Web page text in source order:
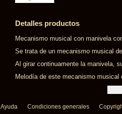
Detalles productos
Mecanismo musical con manivela
Se trata de un mecanismo musical
Al girar continuamente la manivela,
Melodía de este mecanismo
Ayuda Condiciones generales